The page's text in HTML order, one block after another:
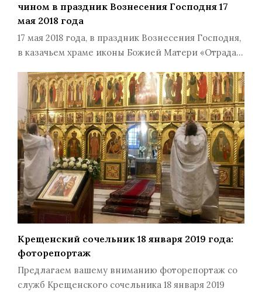
чином в праздник Вознесения Господня 17
мая 2018 года
17 мая 2018 года, в праздник Вознесения Господня,
в казачьем храме иконы Божией Матери «Отрада…
Крещенский сочельник 18 января 2019 года:
фоторепортаж
Предлагаем вашему вниманию фоторепортаж со
служб Крещенского сочельника 18 января 2019